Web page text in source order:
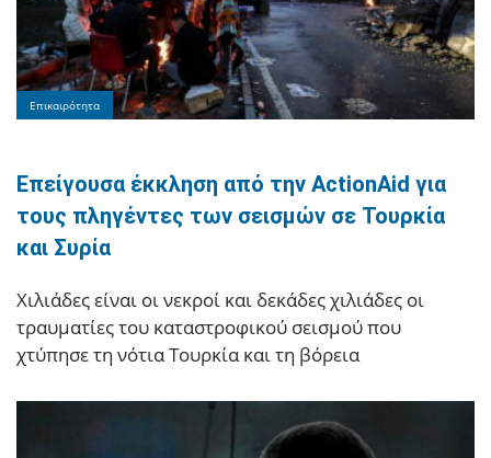
Επικαιρότητα
Επείγουσα έκκληση από την ActionAid για
τους πληγέντες των σεισμών σε Τουρκία
και Συρία
Xιλιάδες είναι οι νεκροί και δεκάδες χιλιάδες οι
τραυματίες του καταστροφικού σεισμού που
χτύπησε τη νότια Τουρκία και τη βόρεια